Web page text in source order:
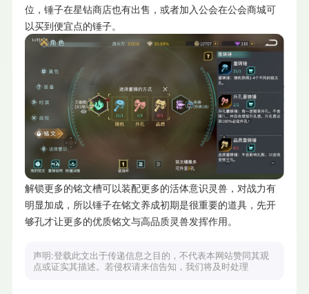
位，锤子在星钻商店也有出售，或者加入公会在公会商城可
以买到便宜点的锤子。
解锁更多的铭文槽可以装配更多的活体意识灵兽，对战力有
明显加成，所以锤子在铭文养成初期是很重要的道具，先开
够孔才让更多的优质铭文与高品质灵兽发挥作用。
声明:登载此文出于传递信息之目的，不代表本网站赞同其观
点或证实其描述。若侵权请来信告知，我们将及时处理